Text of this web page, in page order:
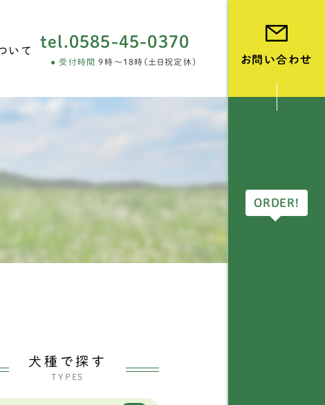
いて
tel.0585-45-0370
受付時間 9時～18時(土日祝定休) お問い合わせ
ORDER!
犬種で探す
TYPES